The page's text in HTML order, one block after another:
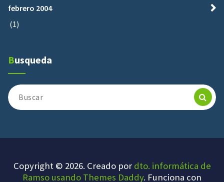
febrero 2004
(1)
Busqueda
Buscar:
Copyright © 2026. Creado por dto. informática de
Ramso usando Themes Daddy. Funciona con